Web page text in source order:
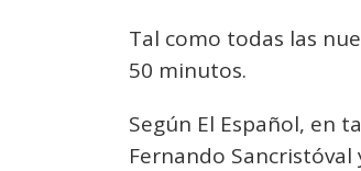
Tal como todas las
50 minutos.
Según El Español, en
Fernando Sancristóval